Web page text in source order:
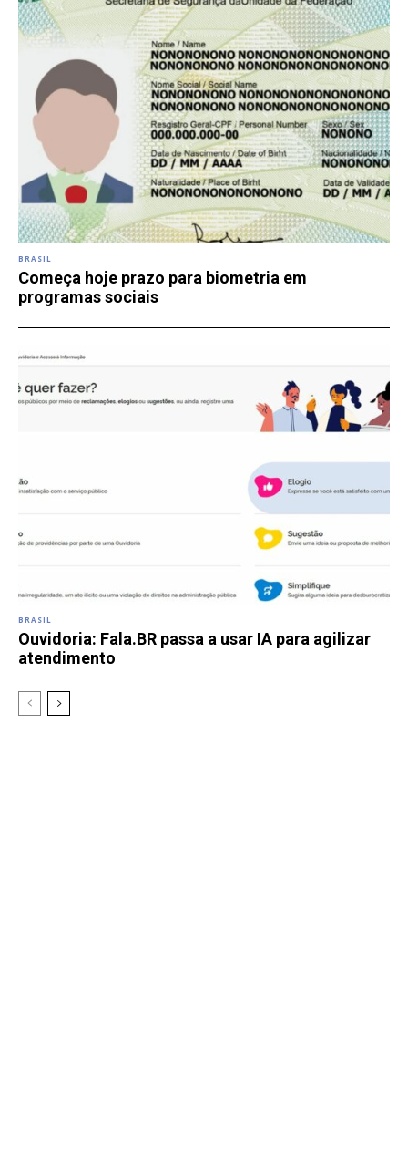
BRASIL
Começa hoje prazo para biometria em
programas sociais
BRASIL
Ouvidoria: Fala.BR passa a usar IA para agilizar
atendimento